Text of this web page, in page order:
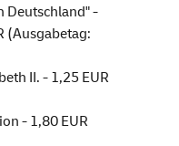
Deutschland" -
(Ausgabetag:
II. - 1,25 EUR
- 1,80 EUR